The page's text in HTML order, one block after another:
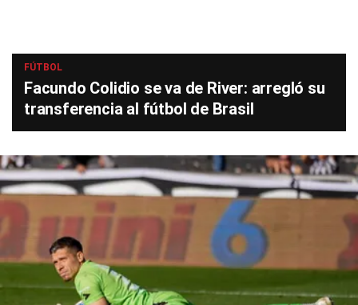
FÚTBOL
Facundo Colidio se va de River: arregló su
transferencia al fútbol de Brasil